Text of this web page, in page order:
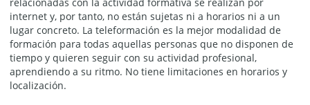
internet y, por tanto, no están sujetas ni a horarios ni a un
lugar concreto. La teleformación es la mejor modalidad de
formación para todas aquellas personas que no disponen de
tiempo y quieren seguir con su actividad profesional,
aprendiendo a su ritmo. No tiene limitaciones en horarios y
localización.